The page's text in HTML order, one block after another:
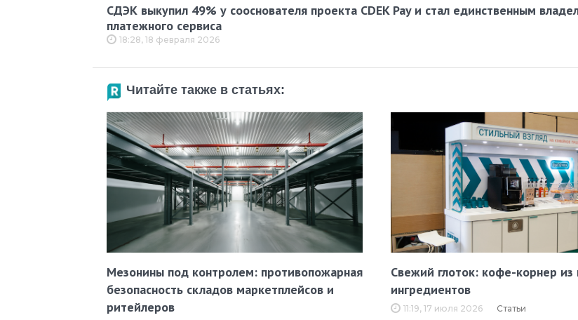
СДЭК выкупил 49% у сооснователя проекта CDEK Pay и стал единственным
платежного сервиса
18:28, 18 февраля 2026
Читайте также в статьях:
Мезонины под контролем: противопожарная
безопасность складов маркетплейсов и
ритейлеров
Свежий глоток: кофе-корнер
ингредиентов
11:19, 17 июля 2026 Статьи